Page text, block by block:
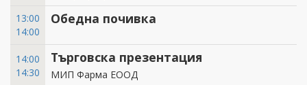
13:00
14:00
Обедна почивка
14:00
14:30
Търговска презентация
МИП Фарма ЕООД